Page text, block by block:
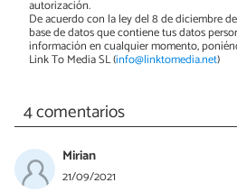
autorización.
De acuerdo con la ley del 8 de diciembre
base de datos que contiene tus datos
información en cualquier momento,
Link To Media SL (info@linktomedia.net)
4 comentarios
Mirian
21/09/2021